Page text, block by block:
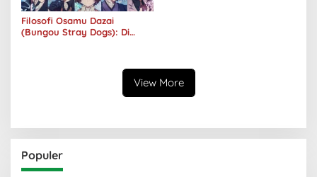
Filosofi Osamu Dazai
(Bungou Stray Dogs): Di
View More
Populer